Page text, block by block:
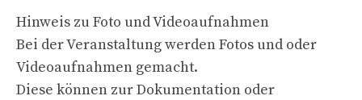
Hinweis zu Foto und Videoaufnahmen
Bei der Veranstaltung werden Fotos und oder
Videoaufnahmen gemacht.
Diese können zur Dokumentation oder